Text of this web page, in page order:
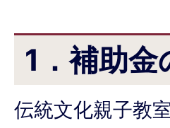
1．補助金
伝統文化親子教